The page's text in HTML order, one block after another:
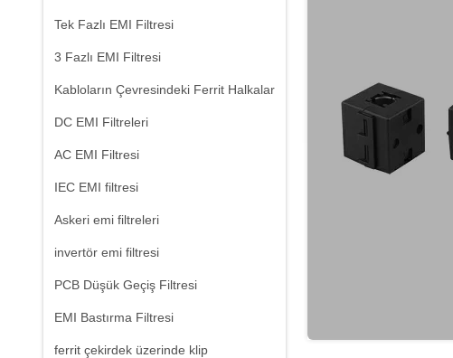
Tek Fazlı EMI Filtresi
3 Fazlı EMI Filtresi
Kabloların Çevresindeki Ferrit Halkalar
DC EMI Filtreleri
AC EMI Filtresi
IEC EMI filtresi
Askeri emi filtreleri
invertör emi filtresi
PCB Düşük Geçiş Filtresi
EMI Bastırma Filtresi
ferrit çekirdek üzerinde klip